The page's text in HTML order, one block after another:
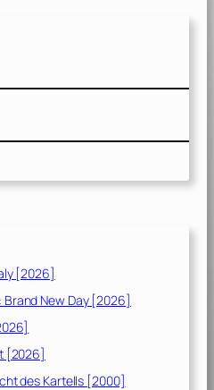
[2026]
New Day [2026]
[2026]
des Kartells [2000]